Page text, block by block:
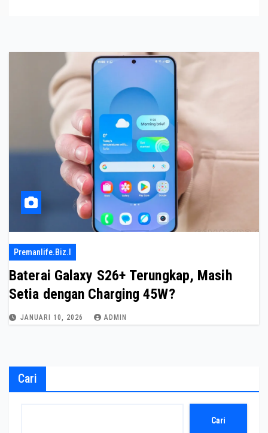
Premanlife.biz.i
Baterai Galaxy S26+ Terungkap, Masih
Setia dengan Charging 45W?
JANUARI 10, 2026 ADMIN
Cari
Cari